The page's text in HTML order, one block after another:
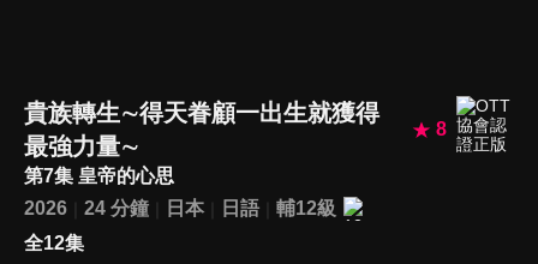
貴族轉生∼得天眷顧一出生就獲得
最強力量∼
8
第7集 皇帝的心思
2026
24 分鐘 日本 日語
輔12級
全12集